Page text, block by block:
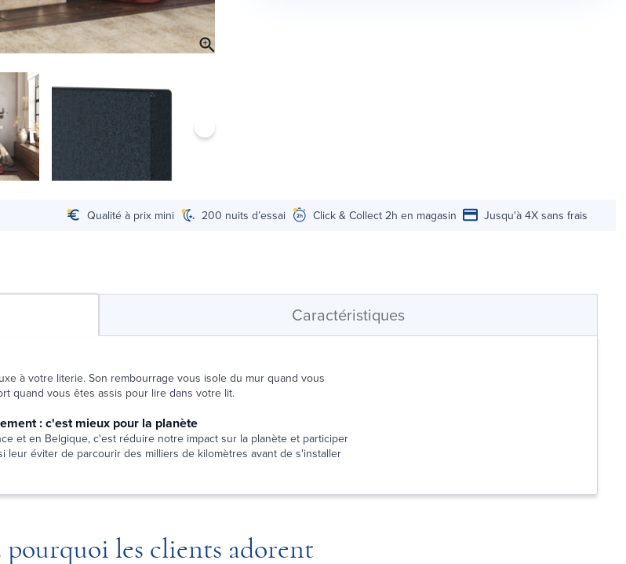
Qualité à prix mini 200 nuits d’essai Click & Collect 2h en magasin Jusqu'à 4X sans frais
Caractéristiques
à votre literie. Son rembourrage vous isole du mur quand vous
quand vous êtes assis pour lire dans votre lit.
: c'est mieux pour la planète
et en Belgique, c'est réduire notre impact sur la planète et participer
leur éviter de parcourir des milliers de kilomètres avant de s'installer
pourquoi les clients adorent